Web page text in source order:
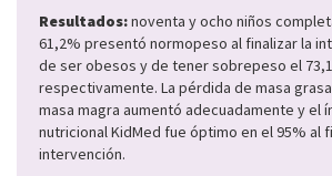
Resultados:noventa y ocho niños
61,2% presentó normopeso al finalizar la
de ser obesos y de tener sobrepeso el
respectivamente. La pérdida de masa
masa magra aumentó adecuadamente y el
nutricional KidMed fue óptimo en el 95% al
intervención.